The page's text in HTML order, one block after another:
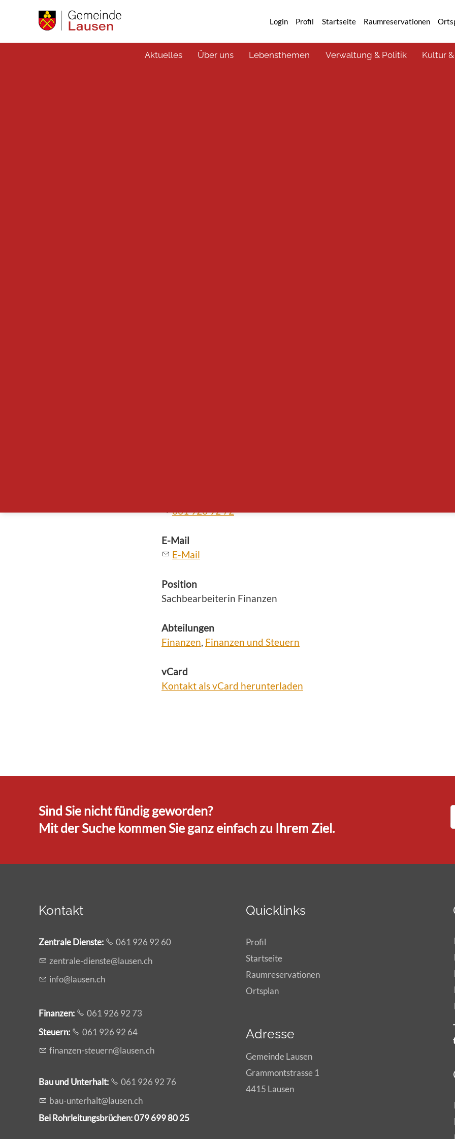
Profil Startseite Raumreservationen
Login
Aktuelles Über uns Lebensthemen Verwaltung & Politik Kultur
061 926 92 72
E-Mail
E-Mail
Position
Sachbearbeiterin Finanzen
Abteilungen
Finanzen Finanzen und Steuern
vCard
Kontakt als vCard herunterladen
Sind Sie nicht fündig geworden?
Mit der Suche kommen Sie ganz einfach zu Ihrem Ziel.
Kontakt
Zentrale Dienste:
061 926 92 60
z ntr l -d nst l s nch
nf
l s nch
Finanzen:
061 926 92 73
Steuern:
061 926 92 64
f n nz n-st rn l s nch
Bau und Unterhalt:
061 926 92 76
b
- nt rh lt l s nch
Bei Rohrleitungsbrüchen: 079 699 80 25
Quicklinks
Profil
Startseite
Raumreservationen
Ortsplan
Adresse
Gemeinde Lausen
Grammontstrasse 1
4415 Lausen